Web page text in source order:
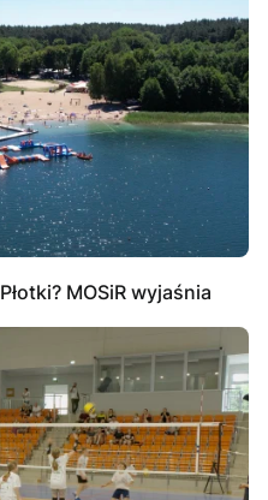
MOSiR wyjaśnia